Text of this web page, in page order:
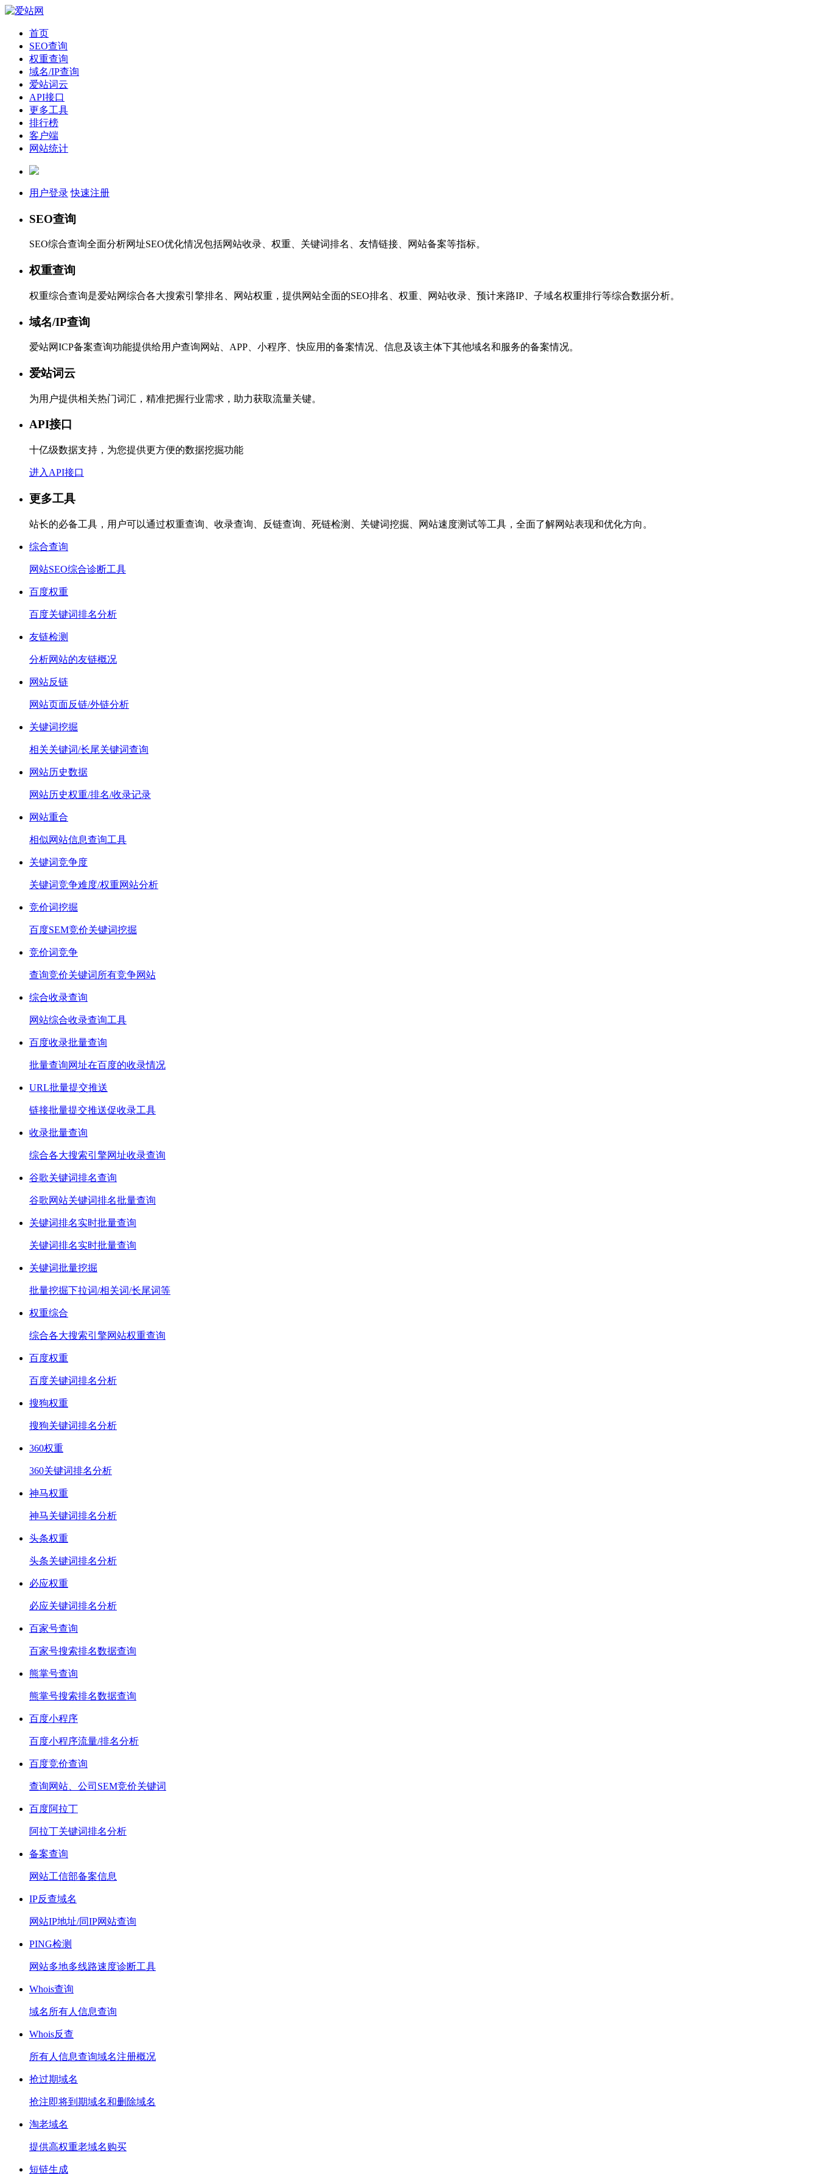
首页
SEO查询
权重查询
域名/IP查询
爱站词云
API接口
更多工具
排行榜
客户端
网站统计
用户登录 快速注册
SEO查询
SEO综合查询全面分析网址SEO优化情况包括网站收录、权重、关键词排名、友情链接、网站备案等指标。
权重查询
权重综合查询是爱站网综合各大搜索引擎排名、网站权重，提供网站全面的SEO排名、权重、网站收录、预计来路IP、子域名权重排行等综合数据分析。
域名/IP查询
爱站网ICP备案查询功能提供给用户查询网站、APP、小程序、快应用的备案情况、信息及该主体下其他域名和服务的备案情况。
爱站词云
为用户提供相关热门词汇，精准把握行业需求，助力获取流量关键。
API接口
十亿级数据支持，为您提供更方便的数据挖掘功能
进入API接口
更多工具
站长的必备工具，用户可以通过权重查询、收录查询、反链查询、死链检测、关键词挖掘、网站速度测试等工具，全面了解网站表现和优化方向。
综合查询
网站SEO综合诊断工具
百度权重
百度关键词排名分析
友链检测
分析网站的友链概况
网站反链
网站页面反链/外链分析
关键词挖掘
相关关键词/长尾关键词查询
网站历史数据
网站历史权重/排名/收录记录
网站重合
相似网站信息查询工具
关键词竞争度
关键词竞争难度/权重网站分析
竞价词挖掘
百度SEM竞价关键词挖掘
竞价词竞争
查询竞价关键词所有竞争网站
综合收录查询
网站综合收录查询工具
百度收录批量查询
批量查询网址在百度的收录情况
URL批量提交推送
链接批量提交推送促收录工具
收录批量查询
综合各大搜索引擎网址收录查询
谷歌关键词排名查询
谷歌网站关键词排名批量查询
关键词排名实时批量查询
关键词排名实时批量查询
关键词批量挖掘
批量挖掘下拉词/相关词/长尾词等
权重综合
综合各大搜索引擎网站权重查询
百度权重
百度关键词排名分析
搜狗权重
搜狗关键词排名分析
360权重
360关键词排名分析
神马权重
神马关键词排名分析
头条权重
头条关键词排名分析
必应权重
必应关键词排名分析
百家号查询
百家号搜索排名数据查询
熊掌号查询
熊掌号搜索排名数据查询
百度小程序
百度小程序流量/排名分析
百度竞价查询
查询网站、公司SEM竞价关键词
百度阿拉丁
阿拉丁关键词排名分析
备案查询
网站工信部备案信息
IP反查域名
网站IP地址/同IP网站查询
PING检测
网站多地多线路速度诊断工具
Whois查询
域名所有人信息查询
Whois反查
所有人信息查询域名注册概况
抢过期域名
抢注即将到期域名和删除域名
淘老域名
提供高权重老域名购买
短链生成